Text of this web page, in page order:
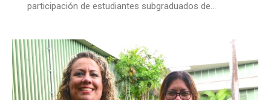
participación de estudiantes subgraduados de…